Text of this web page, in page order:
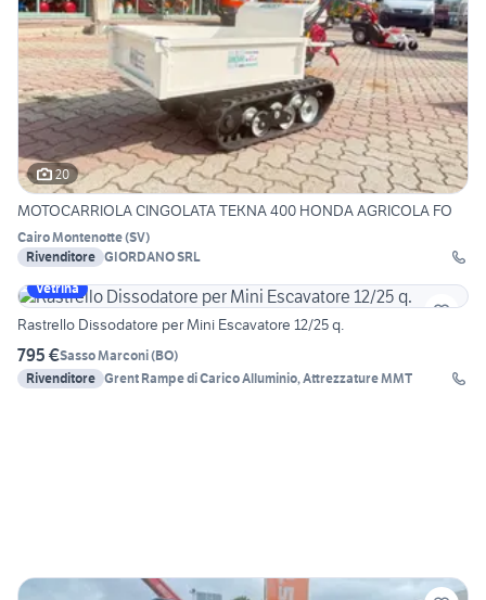
20
MOTOCARRIOLA CINGOLATA TEKNA 400 HONDA AGRICOLA FO
Cairo Montenotte(SV)
Rivenditore GIORDANO SRL
Vetrina
Rastrello Dissodatore per Mini Escavatore 12/25 q.
795 €Sasso Marconi(BO)
Rivenditore Grent Rampe di Carico Alluminio, Attrezzature MMT